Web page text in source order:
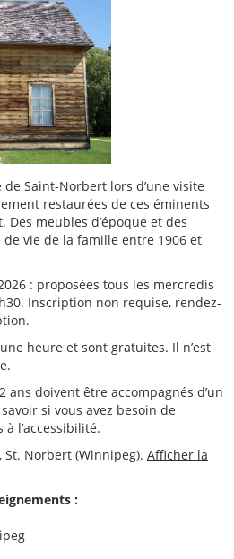
Saint-Norbert lors d’une visite
restaurées de ces éminents
meubles d’époque et des
vie de la famille entre 1906 et
: proposées tous les mercredis
Inscription non requise, rendez-
heure et sont gratuites. Il n’est
ans doivent être accompagnés d’un
si vous avez besoin de
l’accessibilité.
Norbert (Winnipeg). Afficher la
: